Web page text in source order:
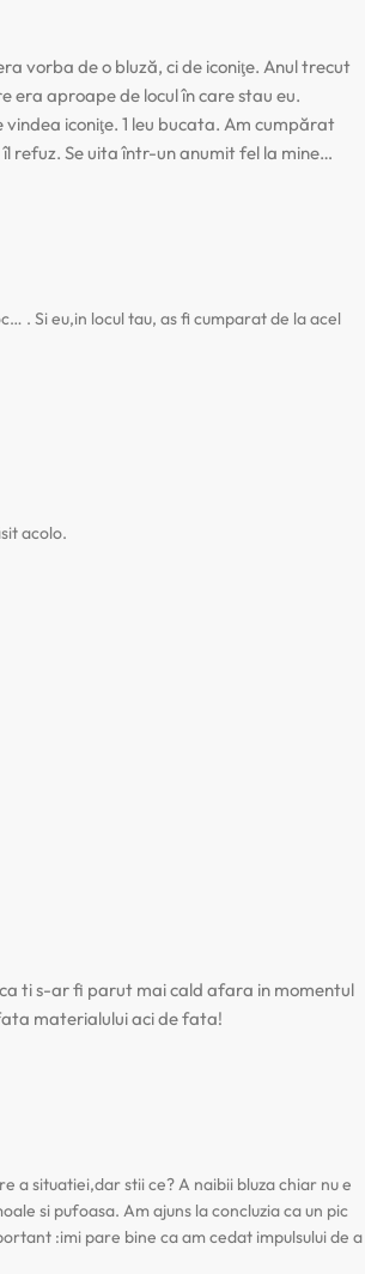
vorba de o bluză, ci de iconiţe. Anul trecut
era aproape de locul în care stau eu.
iconiţe. 1 leu bucata. Am cumpărat
refuz. Se uita într-un anumit fel la mine…
. Si eu,in locul tau, as fi cumparat de la acel
acolo.
ti s-ar fi parut mai cald afara in momentul
materialului aci de fata!
a situatiei,dar stii ce? A naibii bluza chiar nu e
si pufoasa. Am ajuns la concluzia ca un pic
:imi pare bine ca am cedat impulsului de a